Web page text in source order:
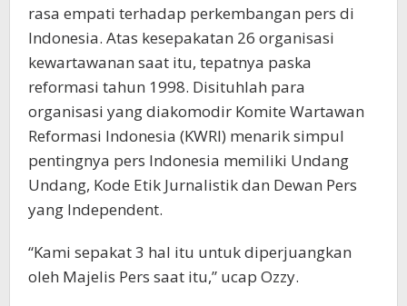
rasa empati terhadap perkembangan pers di
Indonesia. Atas kesepakatan 26 organisasi
kewartawanan saat itu, tepatnya paska
reformasi tahun 1998. Disituhlah para
organisasi yang diakomodir Komite Wartawan
Reformasi Indonesia (KWRI) menarik simpul
pentingnya pers Indonesia memiliki Undang
Undang, Kode Etik Jurnalistik dan Dewan Pers
yang Independent.
“Kami sepakat 3 hal itu untuk diperjuangkan
oleh Majelis Pers saat itu,” ucap Ozzy.